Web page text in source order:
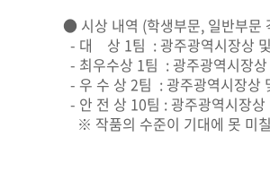
● 시상 내역 (학생부문, 일반부문
- 대 상 1팀 : 광주광역시장상
- 최우수상 1팀 : 광주광역시장
- 우 수 상 2팀 : 광주광역시장상
- 안 전 상 10팀 : 광주광역시장
※ 작품의 수준이 기대에 못 미칠